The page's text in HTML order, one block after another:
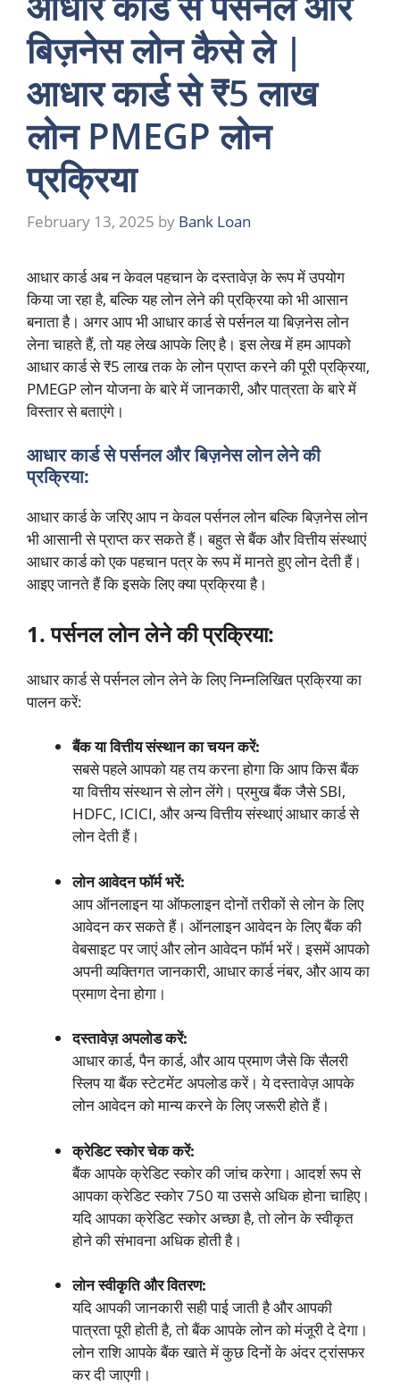
बिज़नेस लोन कैसे ले |
आधार कार्ड से ₹5 लाख
लोन PMEGP लोन
प्रक्रिया
February 13, 2025 by Bank Loan
आधार कार्ड अब न केवल पहचान के दस्तावेज़ के रूप में उपयोग
किया जा रहा है, बल्कि यह लोन लेने की प्रक्रिया को भी आसान
बनाता है। अगर आप भी आधार कार्ड से पर्सनल या बिज़नेस लोन
लेना चाहते हैं, तो यह लेख आपके लिए है। इस लेख में हम आपको
आधार कार्ड से ₹5 लाख तक के लोन प्राप्त करने की पूरी प्रक्रिया,
PMEGP लोन योजना के बारे में जानकारी, और पात्रता के बारे में
विस्तार से बताएंगे।
आधार कार्ड से पर्सनल और बिज़नेस लोन लेने की
प्रक्रिया:
आधार कार्ड के जरिए आप न केवल पर्सनल लोन बल्कि बिज़नेस लोन
भी आसानी से प्राप्त कर सकते हैं। बहुत से बैंक और वित्तीय संस्थाएं
आधार कार्ड को एक पहचान पत्र के रूप में मानते हुए लोन देती हैं।
आइए जानते हैं कि इसके लिए क्या प्रक्रिया है।
1. पर्सनल लोन लेने की प्रक्रिया:
आधार कार्ड से पर्सनल लोन लेने के लिए निम्नलिखित प्रक्रिया का
पालन करें:
बैंक या वित्तीय संस्थान का चयन करें:
सबसे पहले आपको यह तय करना होगा कि आप किस बैंक
या वित्तीय संस्थान से लोन लेंगे। प्रमुख बैंक जैसे SBI,
HDFC, ICICI, और अन्य वित्तीय संस्थाएं आधार कार्ड से
लोन देती हैं।
लोन आवेदन फॉर्म भरें:
आप ऑनलाइन या ऑफलाइन दोनों तरीकों से लोन के लिए
आवेदन कर सकते हैं। ऑनलाइन आवेदन के लिए बैंक की
वेबसाइट पर जाएं और लोन आवेदन फॉर्म भरें। इसमें आपको
अपनी व्यक्तिगत जानकारी, आधार कार्ड नंबर, और आय का
प्रमाण देना होगा।
दस्तावेज़ अपलोड करें:
आधार कार्ड, पैन कार्ड, और आय प्रमाण जैसे कि सैलरी
स्लिप या बैंक स्टेटमेंट अपलोड करें। ये दस्तावेज़ आपके
लोन आवेदन को मान्य करने के लिए जरूरी होते हैं।
क्रेडिट स्कोर चेक करें:
बैंक आपके क्रेडिट स्कोर की जांच करेगा। आदर्श रूप से
आपका क्रेडिट स्कोर 750 या उससे अधिक होना चाहिए।
यदि आपका क्रेडिट स्कोर अच्छा है, तो लोन के स्वीकृत
होने की संभावना अधिक होती है।
लोन स्वीकृति और वितरण:
यदि आपकी जानकारी सही पाई जाती है और आपकी
पात्रता पूरी होती है, तो बैंक आपके लोन को मंजूरी दे देगा।
लोन राशि आपके बैंक खाते में कुछ दिनों के अंदर ट्रांसफर
कर दी जाएगी।